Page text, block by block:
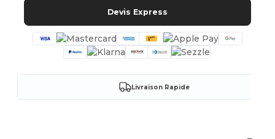
Devis Express
Livraison Rapide